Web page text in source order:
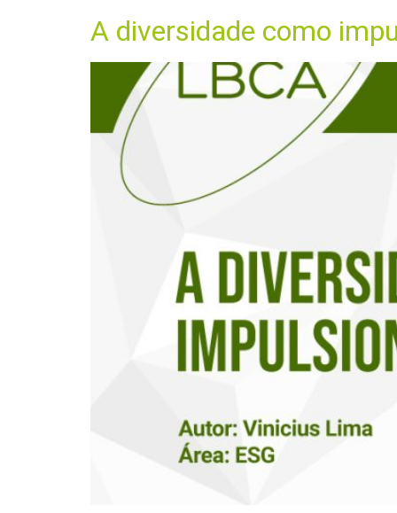
A diversidade como